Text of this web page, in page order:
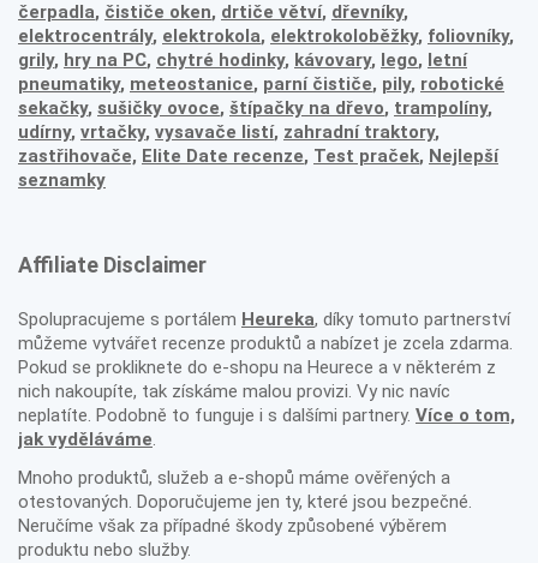
čerpadla, čističe oken, drtiče větví, dřevníky,
elektrocentrály, elektrokola, elektrokoloběžky, foliovníky,
grily, hry na PC, chytré hodinky, kávovary, lego, letní
pneumatiky, meteostanice, parní čističe, pily, robotické
sekačky, sušičky ovoce, štípačky na dřevo, trampolíny,
udírny, vrtačky, vysavače listí, zahradní traktory,
zastřihovače, Elite Date recenze, Test praček, Nejlepší
seznamky
Affiliate Disclaimer
Spolupracujeme s portálem Heureka, díky tomuto partnerství
můžeme vytvářet recenze produktů a nabízet je zcela zdarma.
Pokud se prokliknete do e-shopu na Heurece a v některém z
nich nakoupíte, tak získáme malou provizi. Vy nic navíc
neplatíte. Podobně to funguje i s dalšími partnery. Více o tom,
jak vyděláváme.
Mnoho produktů, služeb a e-shopů máme ověřených a
otestovaných. Doporučujeme jen ty, které jsou bezpečné.
Neručíme však za případné škody způsobené výběrem
produktu nebo služby.